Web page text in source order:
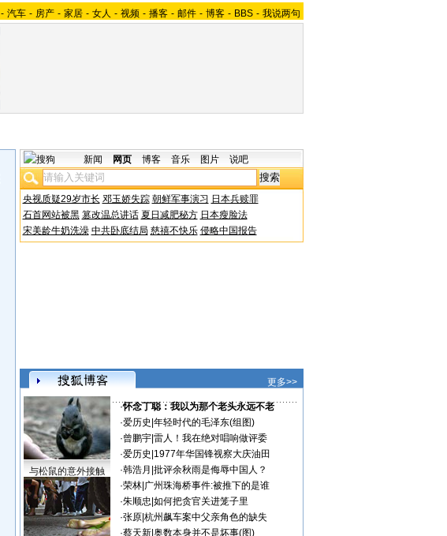
- 汽车 - 房产 - 家居 - 女人 - 视频 - 播客 - 邮件 - 博客 - BBS - 我说两句
新闻 网页 博客 音乐 图片 说吧
央视质疑29岁市长 邓玉娇失踪 朝鲜军事演习 日本兵赎罪
石首网站被黑 篡改温总讲话 夏日减肥秘方 日本瘦脸法
宋美龄牛奶洗澡 中共卧底结局 慈禧不快乐 侵略中国报告
更多>>
与松鼠的意外接触
·怀念丁聪：我以为那个老头永远不老
·爱历史 年轻时代的毛泽东(组图)
·曾鹏宇| 雷人！我在绝对唱响做评委
·爱历史 1977年华国锋视察大庆油田
·韩浩月 批评余秋雨是侮辱中国人？
·荣林| 广州珠海桥事件:被推下的是谁
·朱顺忠 如何把贪官关进笼子里
·张原| 杭州飙车案中父亲角色的缺失
·蔡天新| 奥数本身并不是坏事(图)